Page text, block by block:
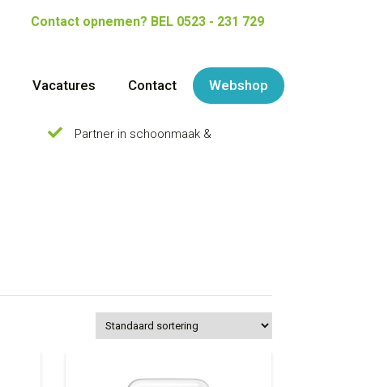
Contact opnemen? BEL 0523 - 231 729
Vacatures Contact Webshop
Partner in schoonmaak &